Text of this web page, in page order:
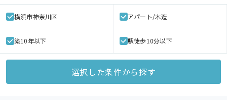
横浜市神奈川区 アパート/木造
築10年以下 駅徒歩10分以下
選択した条件から探す